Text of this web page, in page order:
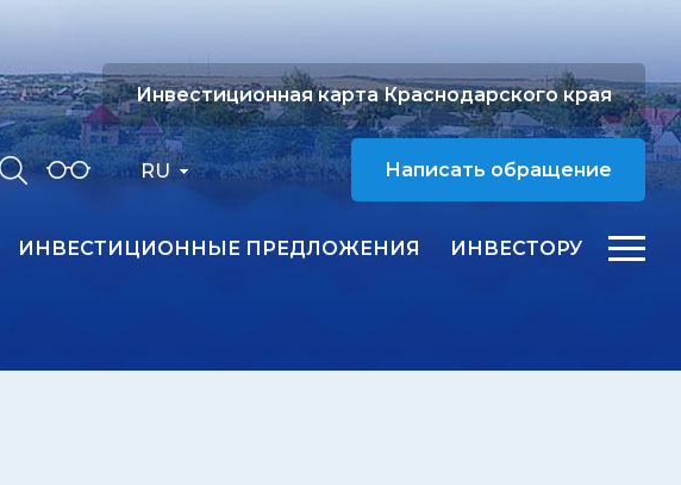
RU
Инвестиционная карта Краснодарского края
Написать обращение
ИНВЕСТИЦИОННЫЕ ПРЕДЛОЖЕНИЯ ИНВЕСТОРУ